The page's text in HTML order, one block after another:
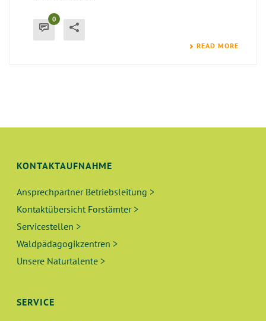
0
READ MORE
KONTAKTAUFNAHME
Ansprechpartner Betriebsleitung >
Kontaktübersicht Forstämter >
Servicestellen >
Waldpädagogikzentren >
Unsere Naturtalente >
SERVICE